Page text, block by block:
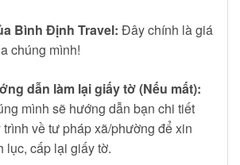
Bình Định Travel: Đây chính là giá
chúng mình!
dẫn làm lại giấy tờ (Nếu mất):
mình sẽ hướng dẫn bạn chi tiết
trình về tư pháp xã/phường để xin
lục, cấp lại giấy tờ.